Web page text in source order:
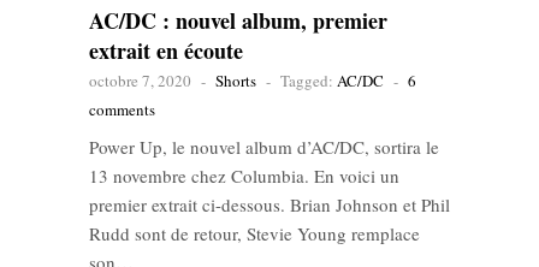
AC/DC : nouvel album, premier
extrait en écoute
octobre 7, 2020 - Shorts - Tagged: AC/DC - 6
comments
Power Up, le nouvel album d’AC/DC, sortira le
13 novembre chez Columbia. En voici un
premier extrait ci-dessous. Brian Johnson et Phil
Rudd sont de retour, Stevie Young remplace